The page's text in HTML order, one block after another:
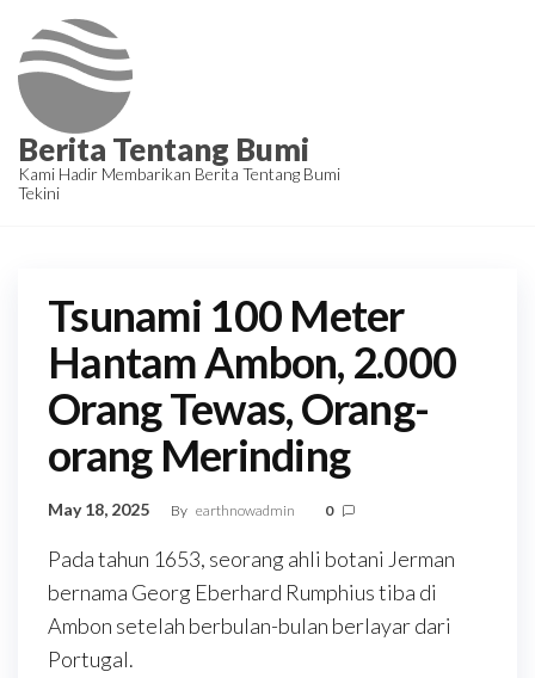
the
content
Berita Tentang Bumi
Kami Hadir Membarikan Berita Tentang Bumi
Tekini
Tsunami 100 Meter
Hantam Ambon, 2.000
Orang Tewas, Orang-
orang Merinding
May 18, 2025 By earthnowadmin 0
Pada tahun 1653, seorang ahli botani Jerman
bernama Georg Eberhard Rumphius tiba di
Ambon setelah berbulan-bulan berlayar dari
Portugal.